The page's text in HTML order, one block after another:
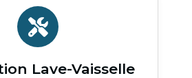
Lave-Vaisselle